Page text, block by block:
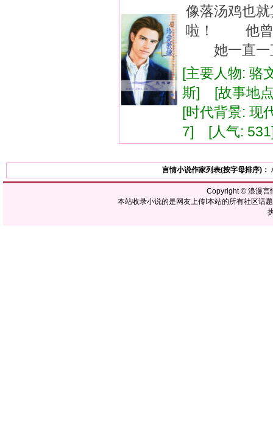
像落汤鸡也
啦！ 他曾经
她一直一
[主要人物: 骆
斯] [故事地
[时代背景:
7] [人气:
言情小说作家列表(按字母排序)：
Copyright © 浪漫言
本站收录小说的是网友上传!本站的所有社区话